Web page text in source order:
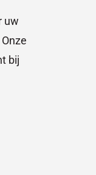
uw
bij